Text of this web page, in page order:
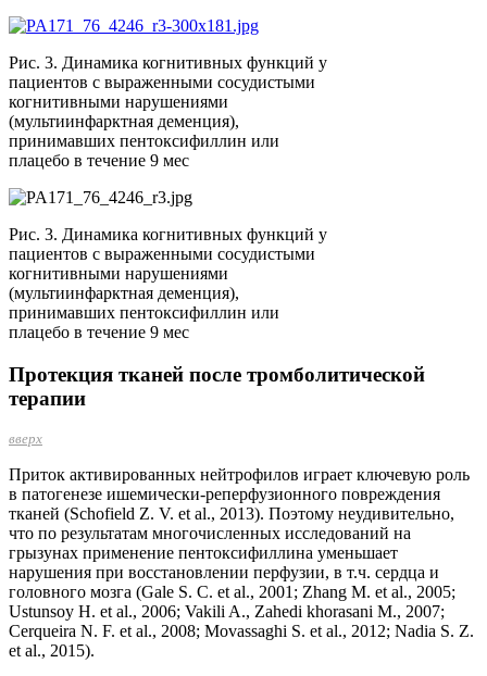
Рис. 3. Динамика когнитивных функций у
пациентов с выраженными сосудистыми
когнитивными нарушениями
(мультиинфарктная деменция),
принимавших пентоксифиллин или
плацебо в течение 9 мес
Рис. 3. Динамика когнитивных функций у
пациентов с выраженными сосудистыми
когнитивными нарушениями
(мультиинфарктная деменция),
принимавших пентоксифиллин или
плацебо в течение 9 мес
Протекция тканей после тромболитической
терапии
вверх
Приток активированных нейтрофилов играет ключевую роль
в патогенезе ишемически-реперфузионного повреждения
тканей (Schofield Z. V. et al., 2013). Поэтому неудивительно,
что по результатам многочисленных исследований на
грызунах применение пентоксифиллина уменьшает
нарушения при восстановлении перфузии, в т.ч. сердца и
головного мозга (Gale S. C. et al., 2001; Zhang M. et al., 2005;
Ustunsoy H. et al., 2006; Vakili A., Zahedi khorasani M., 2007;
Cerqueira N. F. et al., 2008; Movassaghi S. et al., 2012; Nadia S. Z.
et al., 2015).